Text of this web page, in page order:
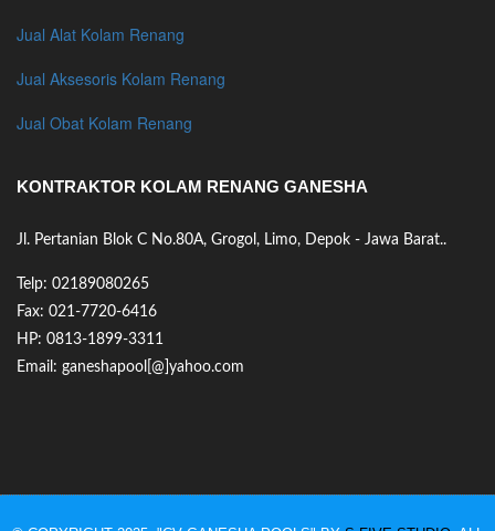
Jual Alat Kolam Renang
Jual Aksesoris Kolam Renang
Jual Obat Kolam Renang
KONTRAKTOR KOLAM RENANG GANESHA
Jl. Pertanian Blok C No.80A, Grogol, Limo, Depok - Jawa Barat..
Telp: 02189080265
Fax: 021-7720-6416
HP: 0813-1899-3311
Email: ganeshapool[@]yahoo.com